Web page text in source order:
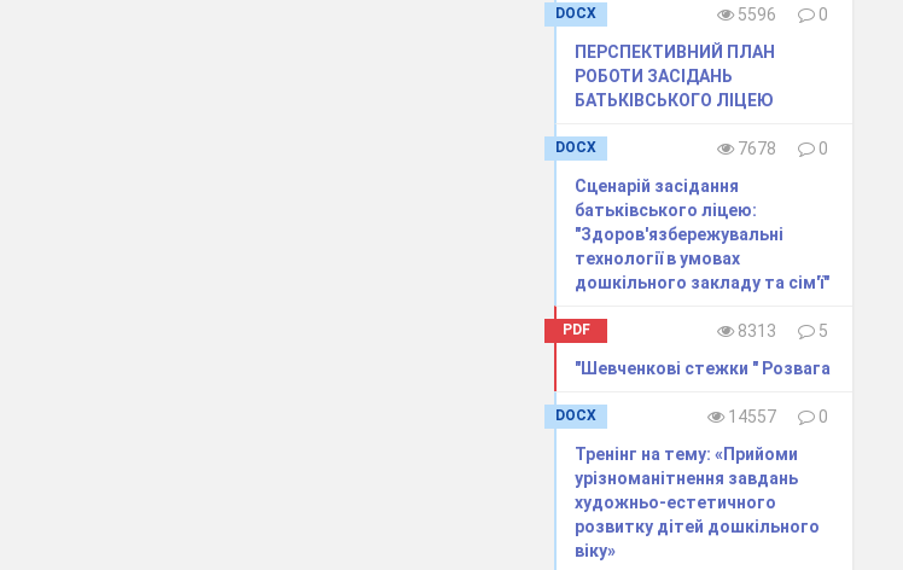
DOCX 5596
0
ПЕРСПЕКТИВНИЙ ПЛАН
РОБОТИ ЗАСІДАНЬ
БАТЬКІВСЬКОГО ЛІЦЕЮ
DOCX 7678
0
Сценарій засідання
батьківського ліцею:
"Здоров'язбережувальні
технології в умовах
дошкільного закладу та сім'ї"
PDF 8313
5
"Шевченкові стежки " Розвага
DOCX 14557
0
Тренінг на тему: «Прийоми
урізноманітнення завдань
художньо-естетичного
розвитку дітей дошкільного
віку»